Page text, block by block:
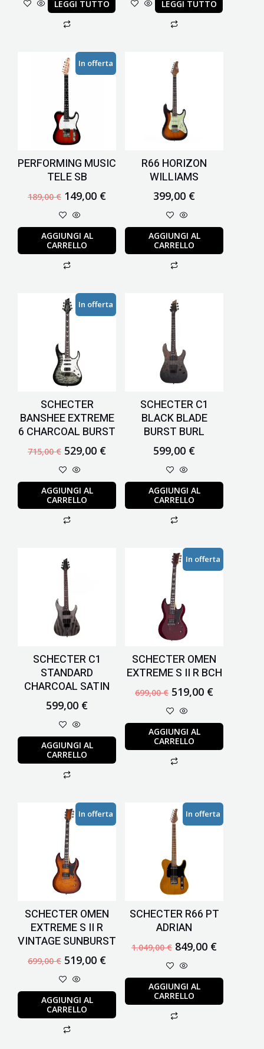
LEGGI TUTTO LEGGI TUTTO
In offerta
PERFORMING MUSIC
TELE SB
189,00€
Il
prezzo
originale
era:
189,00 €.
149,00 €
Il
prezzo
AGGIUNGI AL
CARRELLO
R66 HORIZON
WILLIAMS
399,00 €
AGGIUNGI AL
CARRELLO
In offerta
SCHECTER
BANSHEE EXTREME
6 CHARCOAL BURST
715,00€
Il
prezzo
originale
era:
715,00 €.
529,00 €
Il
prezzo
AGGIUNGI AL
CARRELLO
SCHECTER C1
BLACK BLADE
BURST BURL
599,00 €
AGGIUNGI AL
CARRELLO
SCHECTER C1
STANDARD
CHARCOAL SATIN
599,00 €
AGGIUNGI AL
CARRELLO
In offerta
SCHECTER OMEN
EXTREME S II R BCH
699,00€
Il
prezzo
originale
era:
699,00 €.
519,00 €
Il
prezzo
AGGIUNGI AL
CARRELLO
In offerta
SCHECTER OMEN
EXTREME S II R
VINTAGE SUNBURST
699,00€
Il
prezzo
originale
era:
699,00 €.
519,00 €
Il
prezzo
AGGIUNGI AL
CARRELLO
In offerta
SCHECTER R66 PT
ADRIAN
1.049,00€
Il
prezzo
originale
era:
1.049,00 €.
849,00 €
Il
prezzo
AGGIUNGI AL
CARRELLO